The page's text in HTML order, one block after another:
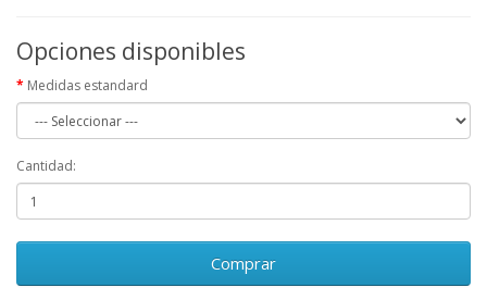
Opciones disponibles
Medidas estandard
Cantidad:
Comprar